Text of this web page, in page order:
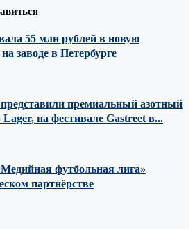
55 млн рублей в новую
заводе в Петербурге
премиальный азотный
на фестивале Gastreet в...
футбольная лига»
партнёрстве